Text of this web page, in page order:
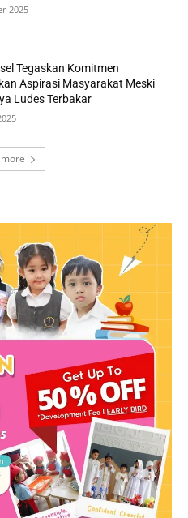
2025
Tegaskan Komitmen
Aspirasi Masyarakat Meski
Ludes Terbakar